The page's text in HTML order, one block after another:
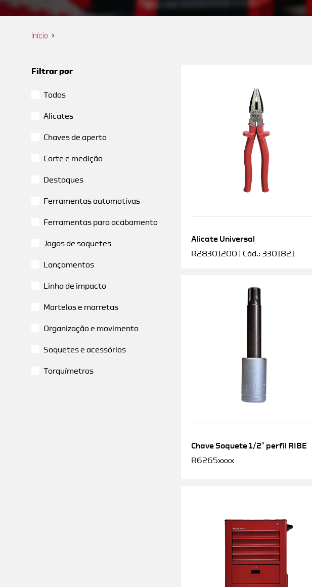
Início
Filtrar por
Todos
Alicates
Chaves de aperto
Corte e medição
Destaques
Ferramentas automotivas
Ferramentas para acabamento
Jogos de soquetes
Lançamentos
Linha de impacto
Martelos e marretas
Organização e movimento
Soquetes e acessórios
Torquímetros
Alicate Universal
R28301200 | Cód.: 3301821
Chave Soquete 1/2″ perfil RIBE
R6265xxxx